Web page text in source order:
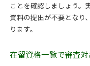
ことを確認しましょう。
資料の提出が不要となり
ります。
在留資格一覧で審査